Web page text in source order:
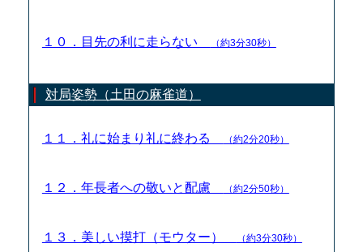
１０．目先の利に走らない （約3分30秒）
対局姿勢（土田の麻雀道）
１１．礼に始まり礼に終わる （約2分20秒）
１２．年長者への敬いと配慮 （約2分50秒）
１３．美しい摸打（モウター） （約3分30秒）